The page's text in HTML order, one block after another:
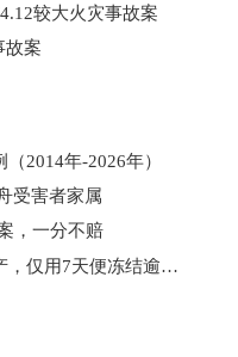
较大火灾事故案
故案
2014年-2026年）
受害者家属
，一分不赔
仓库起火，对方正在转移资产，仅用7天便冻结逾千万元现金